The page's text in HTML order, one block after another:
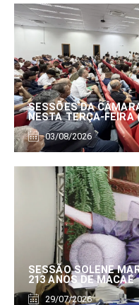
SESSÕES DA
NESTA TERÇA-FEIRA
03/08/2026
SESSÃO SOLENE
213 ANOS DE MACAÉ
29/07/2026